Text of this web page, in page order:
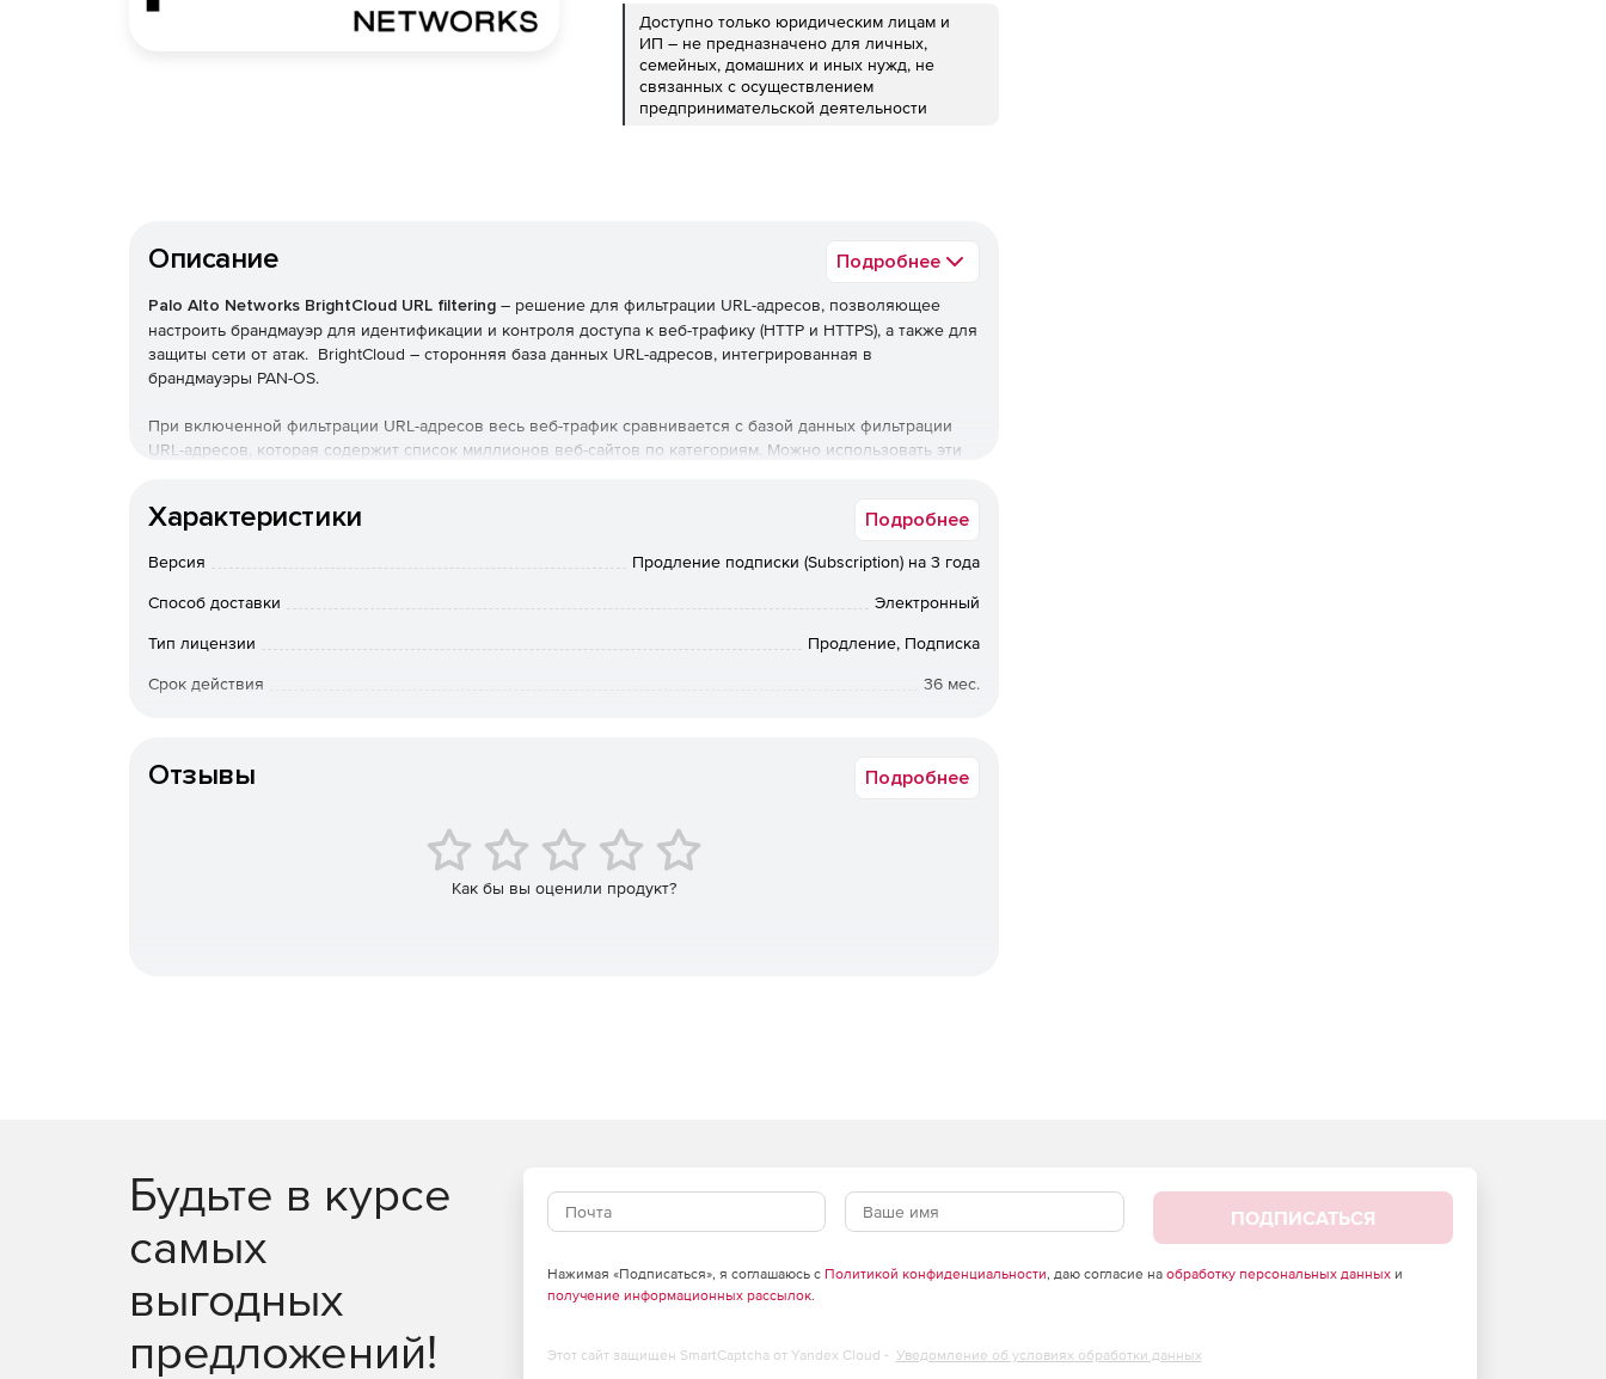
Доступно только юридическим лицам и
ИП – не предназначено для личных,
семейных, домашних и иных нужд, не
связанных с осуществлением
предпринимательской деятельности
Описание Подробнее
Palo Alto Networks BrightCloud URL filtering – решение для фильтрации URL-адресов, позволяющее
настроить брандмауэр для идентификации и контроля доступа к веб-трафику (HTTP и HTTPS), а также для
защиты сети от атак. BrightCloud – сторонняя база данных URL-адресов, интегрированная в
брандмауэры PAN-OS.
При включенной фильтрации URL-адресов весь веб-трафик сравнивается с базой данных фильтрации
URL-адресов, которая содержит список миллионов веб-сайтов по категориям. Можно использовать эти
Также можно использовать фильтрацию URL-адресов, чтобы принудительно настроить параметры
категории URL-адресов.
Обновления BrightCloud включают базу данных о 20 миллионах веб-сайтов, которые хранятся локально
на брандмауэре. Рекоменуется запланированные обновления URL-фильтрации для базы данных
Характеристики Подробнее
Версия Продление подписки (Subscription) на 3 года
Способ доставки Электронный
Тип лицензии Продление, Подписка
Срок действия 36 мес.
Отзывы Подробнее
Как бы вы оценили продукт?
Будьте в курсе
самых
выгодных
предложений!
ПОДПИСАТЬСЯ
Нажимая «Подписаться», я соглашаюсь с Политикой конфиденциальности, даю согласие на обработку персональных данныхи
получение информационных рассылок.
Этот сайт защищен SmartCaptcha от Yandex Cloud - Уведомление об условиях обработки данных